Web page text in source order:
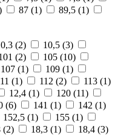
87 (1) 89,5 (1)
(2) 10,5 (3)
(2) 105 (10)
107 (1) 109 (1)
(1) 112 (2) 113 (1)
12,4 (1) 120 (11)
(6) 141 (1) 142 (1)
152,5 (1) 155 (1)
(2) 18,3 (1) 18,4 (3)